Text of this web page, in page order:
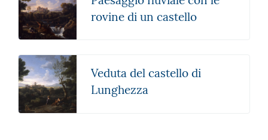
rovine di un castello
Veduta del castello di
Lunghezza